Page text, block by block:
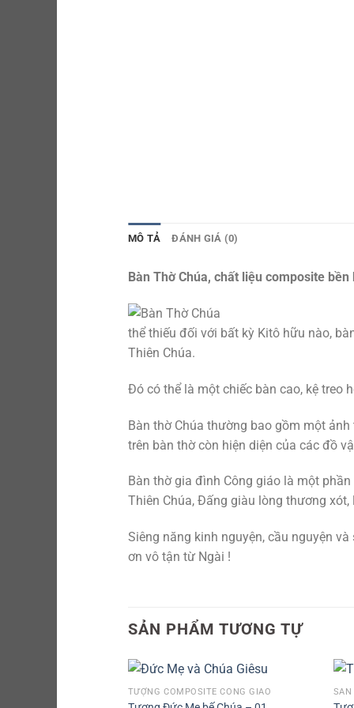
MÔ TẢ ĐÁNH GIÁ (0)
Bàn Thờ Chúa, chất liệu composite
thể thiếu đối với bất kỳ Kitô hữu nào,
Thiên Chúa.
Đó có thể là một chiếc bàn cao, kệ treo
Bàn thờ Chúa thường bao gồm một
trên bàn thờ còn hiện diện của các đồ
Bàn thờ gia đình Công giáo là một
Thiên Chúa, Đấng giàu lòng thương
Siêng năng kinh nguyện, cầu nguyện
ơn vô tận từ Ngài !
SẢN PHẨM TƯƠNG TỰ
TƯỢNG COMPOSITE CÔNG GIÁO